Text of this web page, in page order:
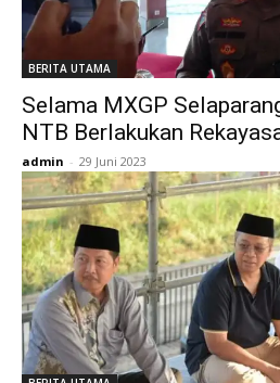
BERITA UTAMA
Selama MXGP
NTB Berlakukan
admin - 29 Juni 2023